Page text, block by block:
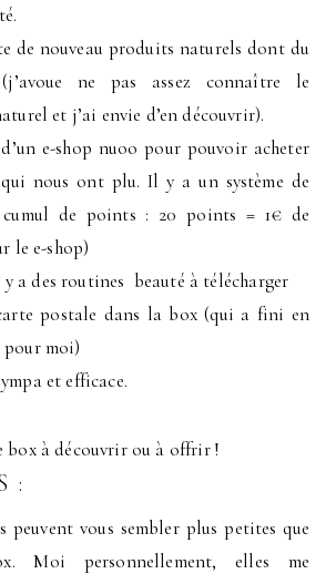
de nouveau produits naturels dont du
ne pas assez connaître le
et j’ai envie d’en découvrir).
e-shop nuoo pour pouvoir acheter
qui nous ont plu. Il y a un système de
de points : 20 points = 1€ de
le e-shop)
a des routines beauté à télécharger
postale dans la box (qui a fini en
pour moi)
et efficace.
box à découvrir ou à offrir !
:
peuvent vous sembler plus petites que
Moi personnellement, elles me